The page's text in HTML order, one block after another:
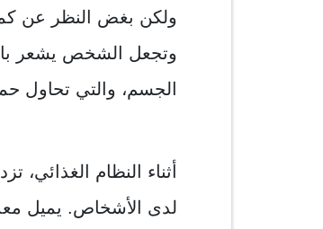
ولكن بغض النظر عن
وتجعل الشخص يشعر
الجسم، والتي تحاول
أثناء النظام
لدى الأشخاص. يميل